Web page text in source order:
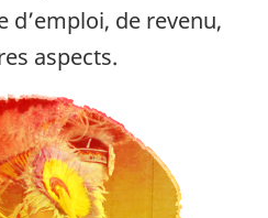
d’emploi, de revenu,
aspects.